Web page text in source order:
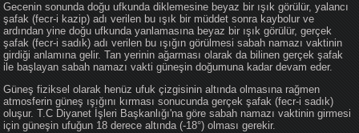
Gecenin sonunda doğu ufkunda diklemesine beyaz bir ışık görülür, yalancı
şafak (fecr-i kazip) adı verilen bu ışık bir müddet sonra kaybolur ve
ardından yine doğu ufkunda yanlamasına beyaz bir ışık görülür, gerçek
şafak (fecr-i sadık) adı verilen bu ışığın görülmesi sabah namazı vaktinin
girdiği anlamına gelir. Tan yerinin ağarması olarak da bilinen gerçek şafak
ile başlayan sabah namazı vakti güneşin doğumuna kadar devam eder.
Güneş fiziksel olarak henüz ufuk çizgisinin altında olmasına rağmen
atmosferin güneş ışığını kırması sonucunda gerçek şafak (fecr-i sadık)
oluşur. T.C Diyanet İşleri Başkanlığı'na göre sabah namazı vaktinin girmesi
için güneşin ufuğun 18 derece altında (-18°) olması gerekir.